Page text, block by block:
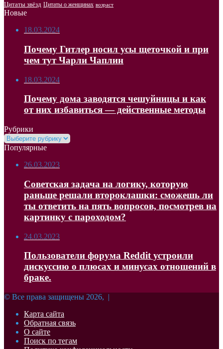
Цитаты звёзд Цитаты о женщинах возраст
Новые
18.03.2024
Почему Гитлер носил усы щеточкой и при
чем тут Чарли Чаплин
18.03.2024
Почему дома заводятся чешуйницы и как
от них избавиться — действенные методы
Рубрики
Рубрики
Популярные
26.03.2023
Советская задача на логику, которую
раньше решали второклашки: сможешь ли
ты ответить на пять вопросов, посмотрев на
картинку с пароходом?
24.03.2023
Пользователи форума Reddit устроили
дискуссию о плюсах и минусах отношений в
браке.
© Все права защищены 2026, |
Карта сайта
Обратная связь
О сайте
Поиск по тегам